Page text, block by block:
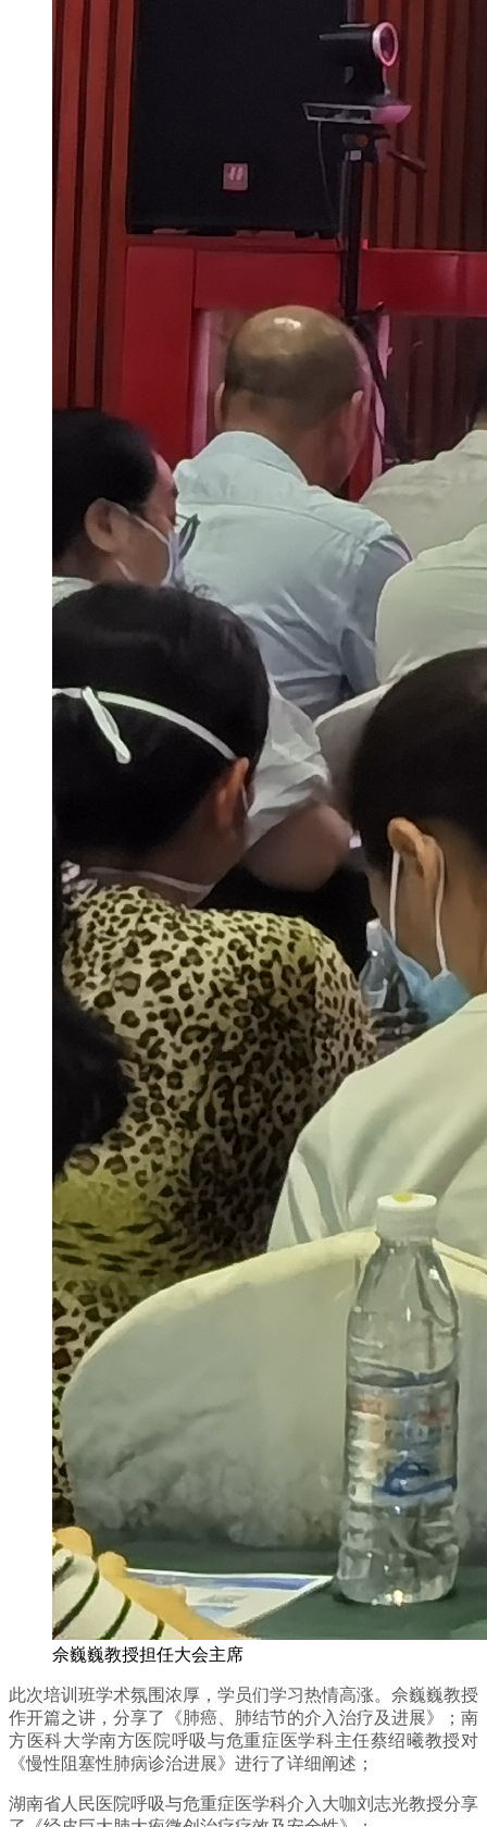
佘巍巍教授担任大会主席
此次培训班学术氛围浓厚，学员们学习热情高涨。佘巍巍教授
作开篇之讲，分享了《肺癌、肺结节的介入治疗及进展》；南
方医科大学南方医院呼吸与危重症医学科主任蔡绍曦教授对
《慢性阻塞性肺病诊治进展》进行了详细阐述；
湖南省人民医院呼吸与危重症医学科介入大咖刘志光教授分享